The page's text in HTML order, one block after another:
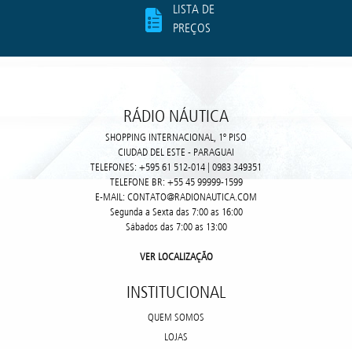
LISTA DE
PREÇOS
RÁDIO NÁUTICA
SHOPPING INTERNACIONAL, 1º PISO
CIUDAD DEL ESTE - PARAGUAI
TELEFONES: +595 61 512-014 | 0983 349351
TELEFONE BR: +55 45 99999-1599
E-MAIL: CONTATO@RADIONAUTICA.COM
Segunda a Sexta das 7:00 as 16:00
Sábados das 7:00 as 13:00
VER LOCALIZAÇÃO
INSTITUCIONAL
QUEM SOMOS
LOJAS